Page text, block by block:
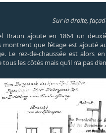
Sur la droite,
Braun ajoute en 1864 un
que l’étage est ajouté
Le rez-de-chaussée est alors
tous les côtés mais qu’il n’a pas